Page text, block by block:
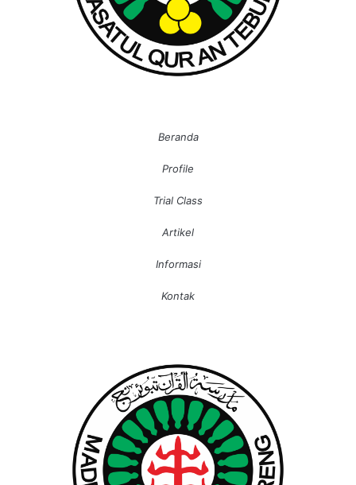
Beranda
Profile
Trial Class
Artikel
Informasi
Kontak